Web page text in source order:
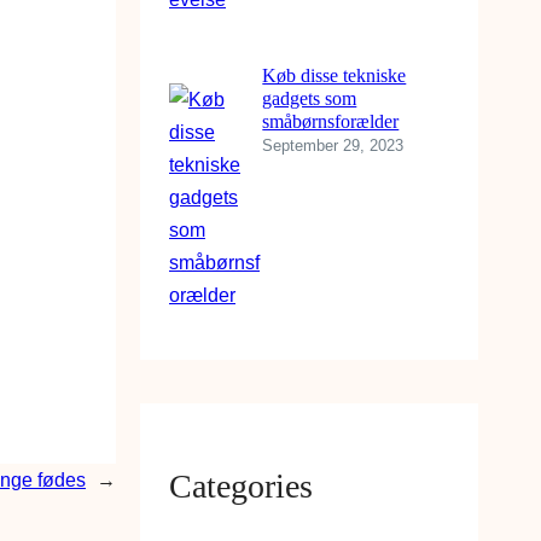
fødes →
Køb disse tekniske
gadgets som
småbørnsforælder
September 29, 2023
Categories